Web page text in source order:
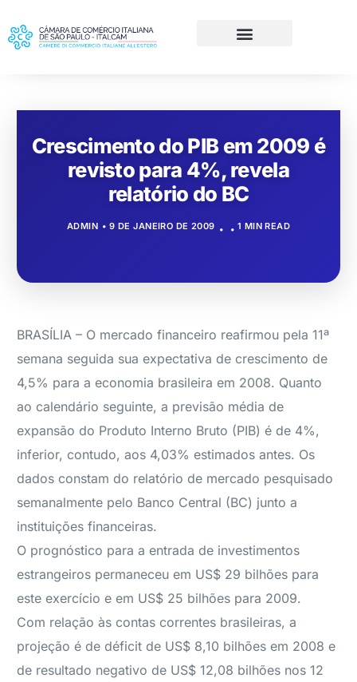
Crescimento do PIB em 2009 é
revisto para 4%, revela
relatório do BC
ADMIN 9 DE JANEIRO DE 2009 1 MIN READ
BRASÍLIA – O mercado financeiro reafirmou pela 11ª
semana seguida sua expectativa de crescimento de
4,5% para a economia brasileira em 2008. Quanto
ao calendário seguinte, a previsão média de
expansão do Produto Interno Bruto (PIB) é de 4%,
inferior, contudo, aos 4,03% estimados antes. Os
dados constam do relatório de mercado pesquisado
semanalmente pelo Banco Central (BC) junto a
instituições financeiras.
O prognóstico para a entrada de investimentos
estrangeiros permaneceu em US$ 29 bilhões para
este exercício e em US$ 25 bilhões para 2009.
Com relação às contas correntes brasileiras, a
projeção é de déficit de US$ 8,10 bilhões em 2008 e
de resultado negativo de US$ 12,08 bilhões nos 12